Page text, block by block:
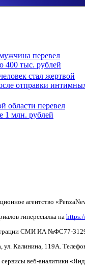
перевел
400 тыс. рублей
стал жертвой
отправки
области перевел
1 млн. рублей
агентство
гиперссылка на
СМИ ИА №ФС77-
ул. Калинина, 119А.
сервисы веб-аналитики